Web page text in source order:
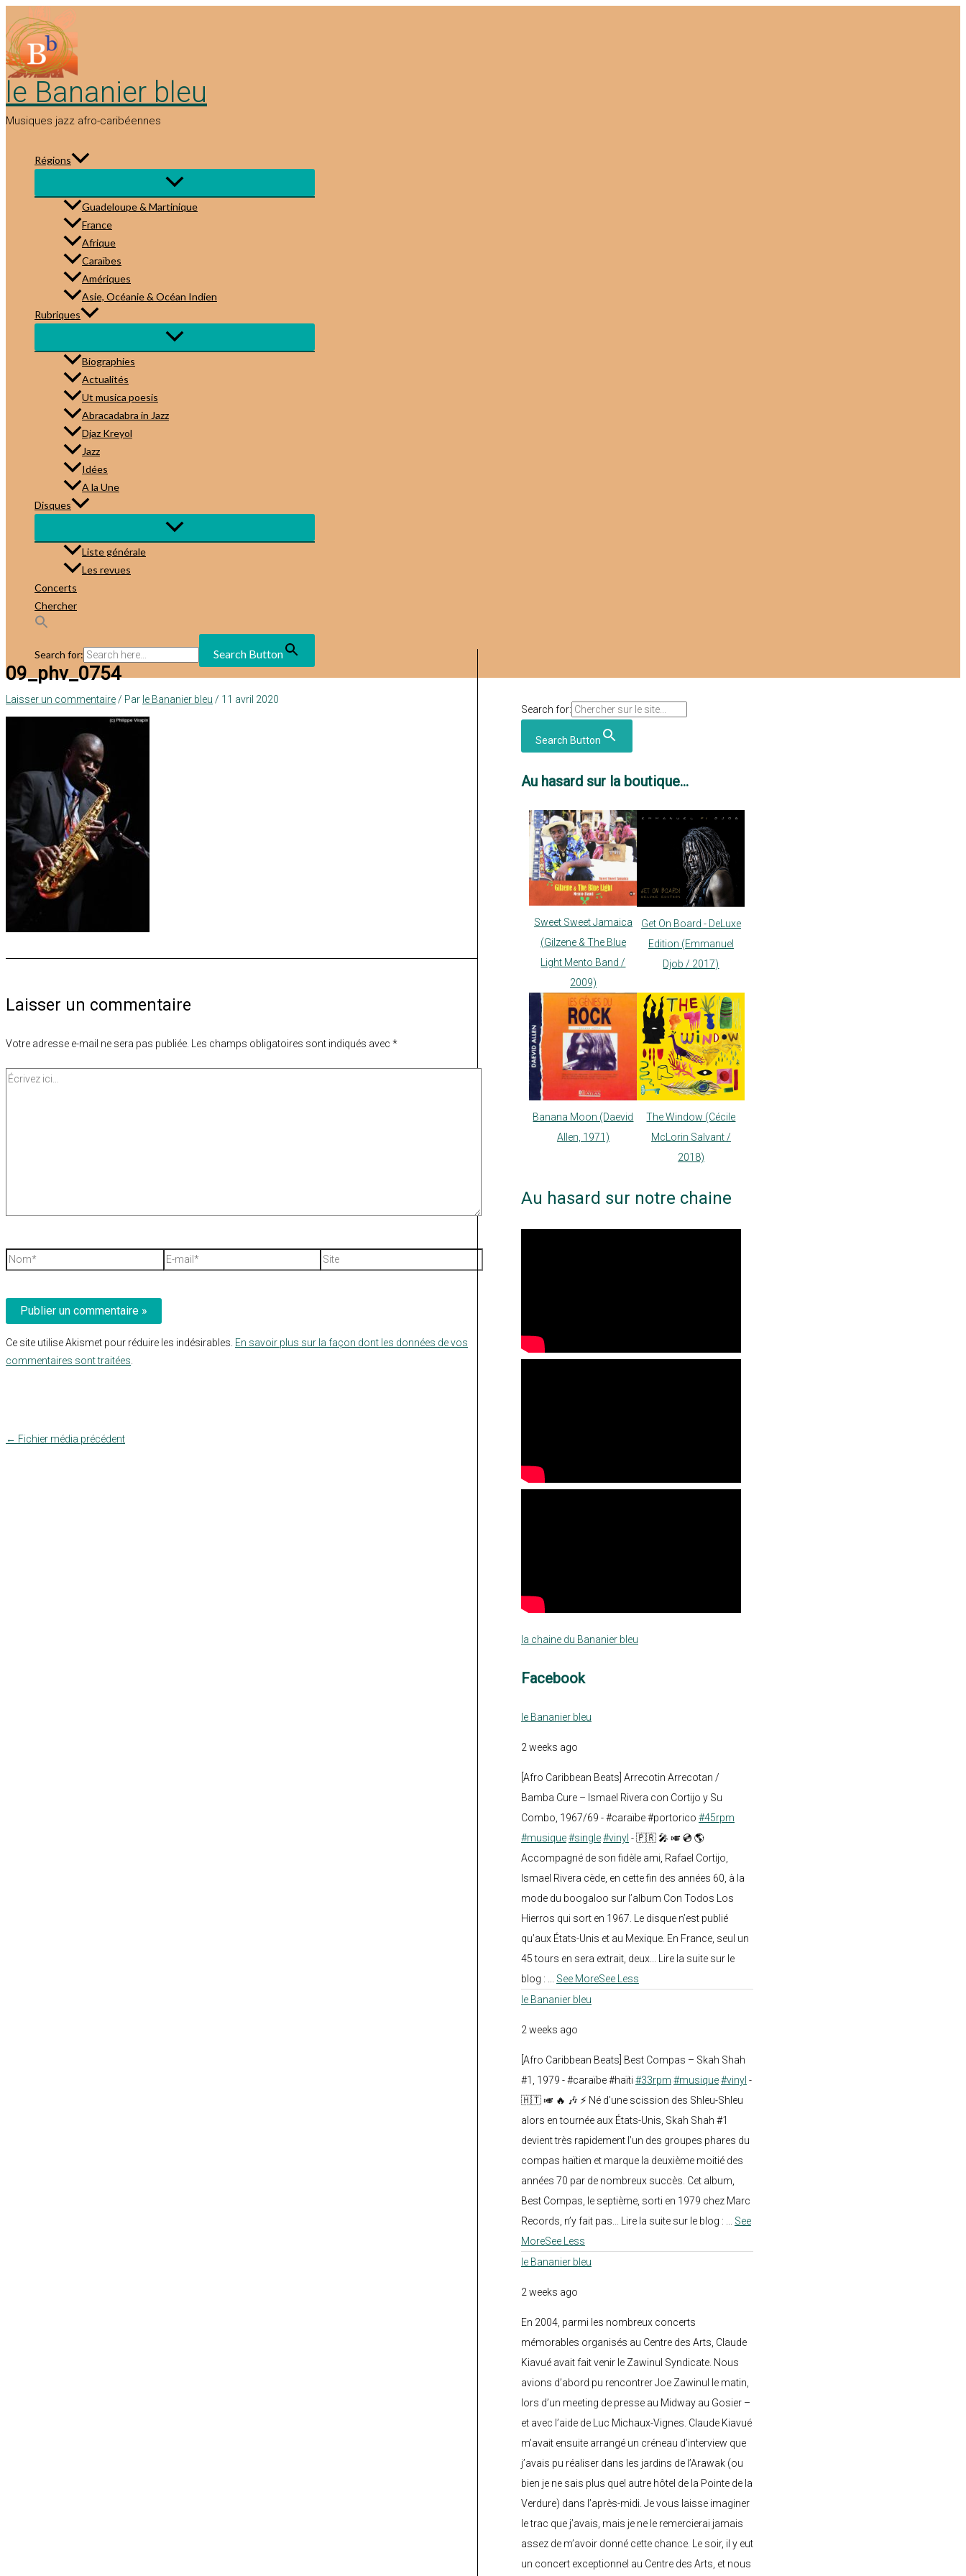
au
contenu
le Bananier bleu
Musiques jazz afro-caribéennes
Régions
Guadeloupe & Martinique
France
Afrique
Caraïbes
Amériques
Asie, Océanie & Océan Indien
Rubriques
Biographies
Actualités
Ut musica poesis
Abracadabra in Jazz
Djaz Kreyol
Jazz
Idées
A la Une
Disques
Liste générale
Les revues
Concerts
Chercher
Search for: Search Button
09_phv_0754
Laisser un commentaire / Par le Bananier bleu / 11 avril 2020
Laisser un commentaire
Votre adresse e-mail ne sera pas publiée. Les champs obligatoires sont indiqués avec *
Écrivez
Nom*
E-
mail*
Site
Ce site utilise Akismet pour réduire les indésirables. En savoir plus sur la façon dont les données de vos
commentaires sont traitées
← Fichier média précédent
Search for:
Search Button
Au hasard sur la boutique...
Sweet Sweet Jamaica
(Gilzene & The Blue
Light Mento Band /
2009)
Get On Board - DeLuxe
Edition (Emmanuel
Djob / 2017)
Banana Moon (Daevid
Allen, 1971)
The Window (Cécile
McLorin Salvant /
2018)
Au hasard sur notre chaine
la chaine du Bananier bleu
Facebook
le Bananier bleu
2 weeks ago
[Afro Caribbean Beats] Arrecotin Arrecotan /
Bamba Cure – Ismael Rivera con Cortijo y Su
Combo, 1967/69 - #caraïbe #portorico #45rpm
#musique#single#vinyl - 🇵🇷 🎤 🎺 💿 🌎
Accompagné de son fidèle ami, Rafael Cortijo,
Ismael Rivera cède, en cette fin des années 60, à la
mode du boogaloo sur l’album Con Todos Los
Hierros qui sort en 1967. Le disque n’est publié
qu’aux États-Unis et au Mexique. En France, seul un
45 tours en sera extrait, deux... Lire la suite sur le
blog : ... See MoreSee Less
le Bananier bleu
2 weeks ago
[Afro Caribbean Beats] Best Compas – Skah Shah
#1, 1979 - #caraïbe #haïti #33rpm #musique#vinyl -
🇭🇹 🎺 🔥 🎶 ⚡ Né d’une scission des Shleu-Shleu
alors en tournée aux États-Unis, Skah Shah #1
devient très rapidement l’un des groupes phares du
compas haïtien et marque la deuxième moitié des
années 70 par de nombreux succès. Cet album,
Best Compas, le septième, sorti en 1979 chez Marc
Records, n’y fait pas... Lire la suite sur le blog : ... See
MoreSee Less
le Bananier bleu
2 weeks ago
En 2004, parmi les nombreux concerts
mémorables organisés au Centre des Arts, Claude
Kiavué avait fait venir le Zawinul Syndicate. Nous
avions d’abord pu rencontrer Joe Zawinul le matin,
lors d’un meeting de presse au Midway au Gosier –
et avec l’aide de Luc Michaux-Vignes. Claude Kiavué
m’avait ensuite arrangé un créneau d’interview que
j’avais pu réaliser dans les jardins de l’Arawak (ou
bien je ne sais plus quel autre hôtel de la Pointe de la
Verdure) dans l’après-midi. Je vous laisse imaginer
le trac que j’avais, mais je ne le remercierai jamais
assez de m’avoir donné cette chance. Le soir, il y eut
un concert exceptionnel au Centre des Arts, et nous